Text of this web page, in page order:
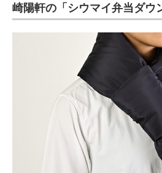
崎陽軒の「シウマイ弁当ダウ